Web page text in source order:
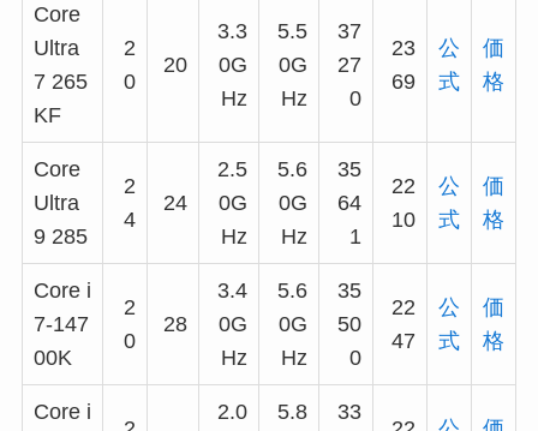
Core
Ultra
7 265
KF
2
0
20
3.3
0G
Hz
5.5
0G
Hz
37
27
0
23
69
公
式
価
格
Core
Ultra
9 285
2
4
24
2.5
0G
Hz
5.6
0G
Hz
35
64
1
22
10
公
式
価
格
Core i
7-147
00K
2
0
28
3.4
0G
Hz
5.6
0G
Hz
35
50
0
22
47
公
式
価
格
Core i
2.0
5.8
33